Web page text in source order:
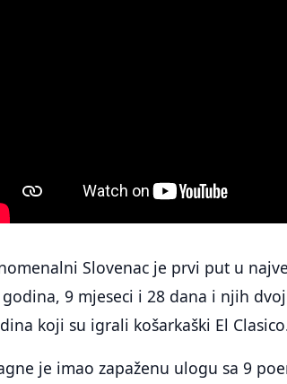
Slovenac je prvi put u
godina, 9 mjeseci i 28 dana i njih
koji su igrali košarkaški El
je imao zapaženu ulogu sa 9